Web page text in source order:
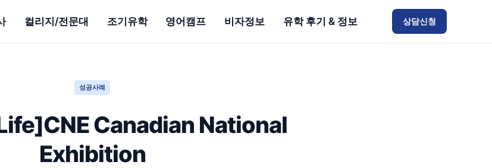
컬리지/전문대 조기유학 영어캠프 비자정보 유학 후기 & 정보 상담신청
성공사례
Canadian National
Exhibition